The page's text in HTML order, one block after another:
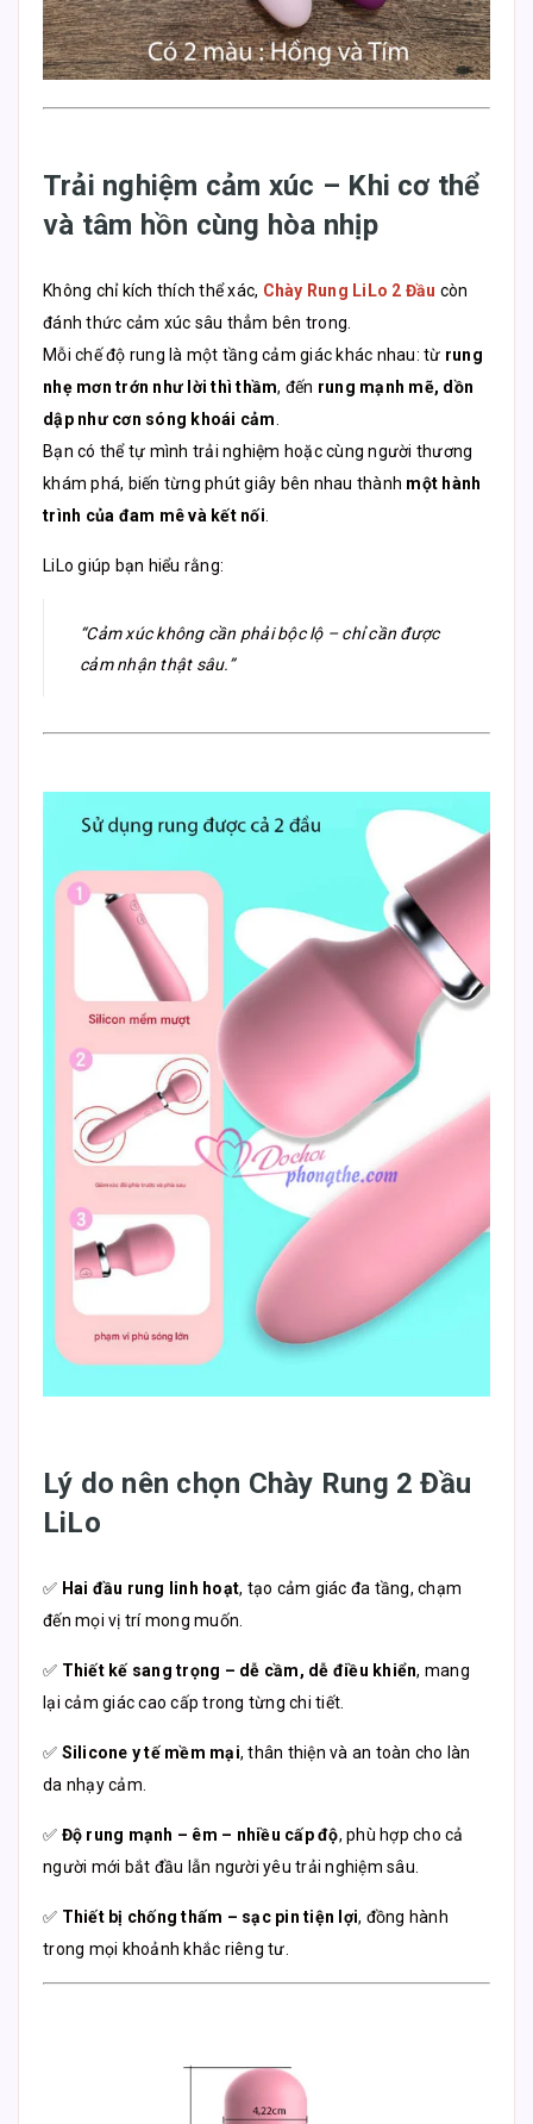
Trải nghiệm cảm xúc – Khi cơ thể
và tâm hồn cùng hòa nhịp
Không chỉ kích thích thể xác, Chày Rung LiLo 2 Đầu còn
đánh thức cảm xúc sâu thẳm bên trong.
Mỗi chế độ rung là một tầng cảm giác khác nhau: từ rung
nhẹ mơn trớn như lời thì thầm, đến rung mạnh mẽ, dồn
dập như cơn sóng khoái cảm
Bạn có thể tự mình trải nghiệm hoặc cùng người thương
khám phá, biến từng phút giây bên nhau thành một hành
trình của đam mê và kết nối
LiLo giúp bạn hiểu rằng:
“Cảm xúc không cần phải bộc lộ – chỉ cần được
cảm nhận thật sâu.”
Lý do nên chọn Chày Rung 2 Đầu
LiLo
✅ Hai đầu rung linh hoạt, tạo cảm giác đa tầng, chạm
đến mọi vị trí mong muốn.
✅ Thiết kế sang trọng – dễ cầm, dễ điều khiển, mang
lại cảm giác cao cấp trong từng chi tiết.
✅ Silicone y tế mềm mại, thân thiện và an toàn cho làn
da nhạy cảm.
✅ Độ rung mạnh – êm – nhiều cấp độ, phù hợp cho cả
người mới bắt đầu lẫn người yêu trải nghiệm sâu.
✅ Thiết bị chống thấm – sạc pin tiện lợi, đồng hành
trong mọi khoảnh khắc riêng tư.